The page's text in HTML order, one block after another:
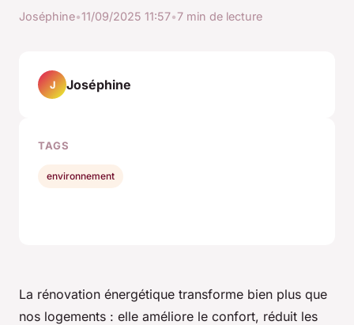
Joséphine•11/09/2025 11:57•7 min de lecture
La rénovation énergétique transforme bien plus que
nos logements : elle améliore le confort, réduit les
J Joséphine
TAGS
environnement